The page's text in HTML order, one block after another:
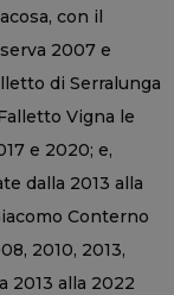
con il
2007 e
di Serralunga
Vigna le
e 2020; e,
dalla 2013 alla
Conterno
2010, 2013,
2013 alla 2022